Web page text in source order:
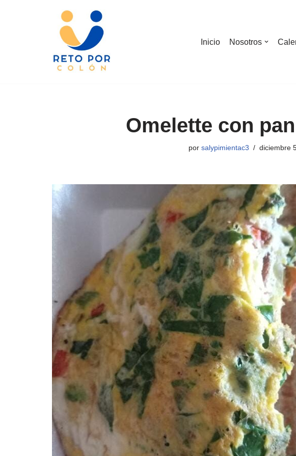
Inicio Nosotros
Omelette con
por salypimientac3 diciembre